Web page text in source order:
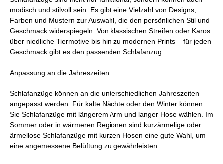
modisch und stilvoll sein. Es gibt eine Vielzahl von Designs,
Farben und Mustern zur Auswahl, die den persönlichen Stil und
Geschmack widerspiegeln. Von klassischen Streifen oder Karos
über niedliche Tiermotive bis hin zu modernen Prints – für jeden
Geschmack gibt es den passenden Schlafanzug.
Anpassung an die Jahreszeiten:
Schlafanzüge können an die unterschiedlichen Jahreszeiten
angepasst werden. Für kalte Nächte oder den Winter können
Sie Schlafanzüge mit längerem Arm und langer Hose wählen. Im
Sommer oder in wärmeren Regionen sind kurzärmelige oder
ärmellose Schlafanzüge mit kurzen Hosen eine gute Wahl, um
eine angemessene Belüftung zu gewährleisten